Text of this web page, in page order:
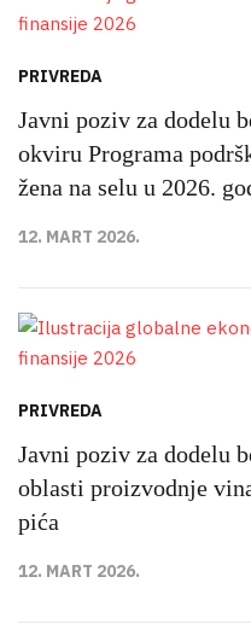
PRIVREDA
Javni poziv za dodelu
okviru Programa
žena na selu u 2026.
12. MART 2026.
PRIVREDA
Javni poziv za dodelu
oblasti proizvodnje
pića
12. MART 2026.